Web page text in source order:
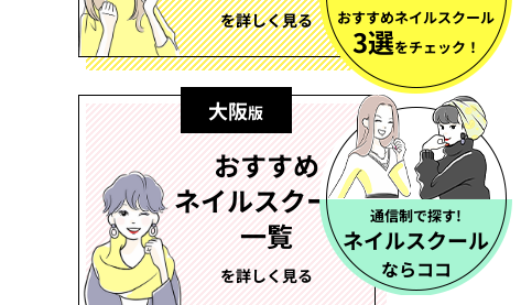
おすすめネイルスクール
3選をチェック！
通信制で探す!
ネイルスクール
ならココ
を詳しく見る
大阪版
おすすめ
ネイルスクール
一覧
を詳しく見る